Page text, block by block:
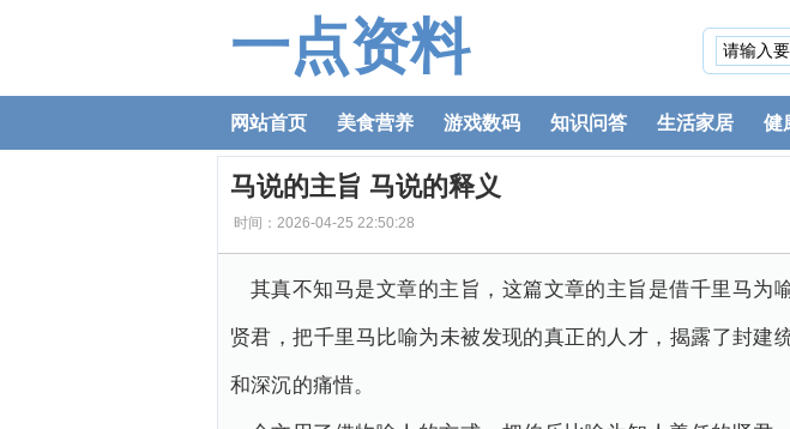
一点资料
网站首页 美食营养 游戏数码 知识问答 生活家居 健
马说的主旨 马说的释义
时间：2026-04-25 22:50:28
其真不知马是文章的主旨，这篇文章的主旨是借千里马为
贤君，把千里马比喻为未被发现的真正的人才，揭露了封
和深沉的痛惜。